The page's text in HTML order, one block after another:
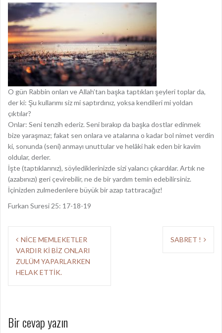
O gün Rabbin onları ve Allah’tan başka taptıkları şeyleri toplar da,
der ki: Şu kullarımı siz mi saptırdınız, yoksa kendileri mi yoldan
çıktılar?
Onlar: Seni tenzih ederiz. Seni bırakıp da başka dostlar edinmek
bize yaraşmaz; fakat sen onlara ve atalarına o kadar bol nimet verdin
ki, sonunda (seni) anmayı unuttular ve helâki hak eden bir kavim
oldular, derler.
İşte (taptıklarınız), söylediklerinizde sizi yalancı çıkardılar. Artık ne
(azabınızı) geri çevirebilir, ne de bir yardım temin edebilirsiniz.
İçinizden zulmedenlere büyük bir azap tattıracağız!
Furkan Suresi 25: 17-18-19
o
NİCE MEMLEKETLER
VARDIR Kİ BİZ ONLARI
ZULÜM YAPARLARKEN
HELAK ETTİK.
SABRET !
Bir cevap yazın